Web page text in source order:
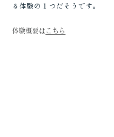
る体験の１つだそうです。
体験概要は こちら